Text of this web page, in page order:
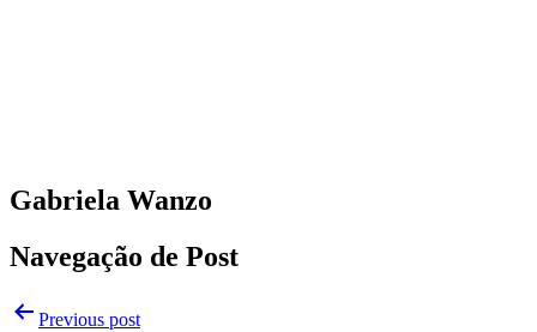
Gabriela Wanzo
Navegação de Post
Previous post